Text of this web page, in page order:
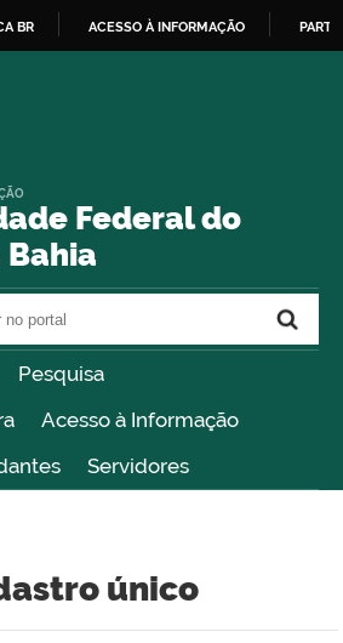
BR ACESSO À INFORMAÇÃO
Federal do
Bahia
Pesquisa
Acesso à Informação
Servidores
único